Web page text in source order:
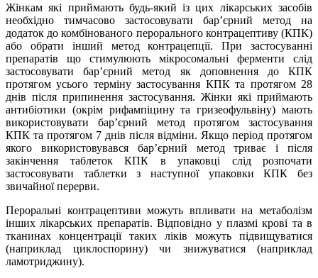
Жінкам які приймають будь-який із цих лікарських засобів
необхідно тимчасово застосовувати бар’єрний метод на
додаток до комбінованого перорального контрацептиву (КПК)
або обрати інший метод контрацепції. При застосуванні
препаратів що стимулюють мікросомальні ферменти слід
застосовувати бар’єрний метод як доповнення до КПК
протягом усього терміну застосування КПК та протягом 28
днів після припинення застосування. Жінки які приймають
антибіотики (окрім рифампіцину та гризеофульвіну) мають
використовувати бар’єрний метод протягом застосування
КПК та протягом 7 днів після відміни. Якщо період протягом
якого використовувався бар’єрний метод триває і після
закінчення таблеток КПК в упаковці слід розпочати
застосовувати таблетки з наступної упаковки КПК без
звичайної перерви.
Пероральні контрацептиви можуть впливати на метаболізм
інших лікарських препаратів. Відповідно у плазмі крові та в
тканинах концентрації таких ліків можуть підвищуватися
(наприклад циклоспорину) чи знижуватися (наприклад
ламотриджину).